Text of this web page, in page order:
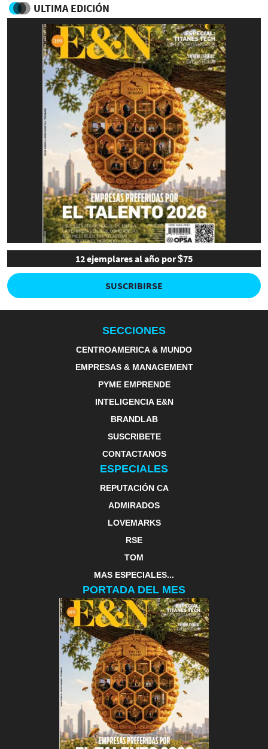
ULTIMA EDICIÓN
12 ejemplares al año por $75
SUSCRIBIRSE
SECCIONES
CENTROAMERICA & MUNDO
EMPRESAS & MANAGEMENT
PYME EMPRENDE
INTELIGENCIA E&N
BRANDLAB
SUSCRIBETE
CONTACTANOS
ESPECIALES
REPUTACIÓN CA
ADMIRADOS
LOVEMARKS
RSE
TOM
MAS ESPECIALES...
PORTADA DEL MES